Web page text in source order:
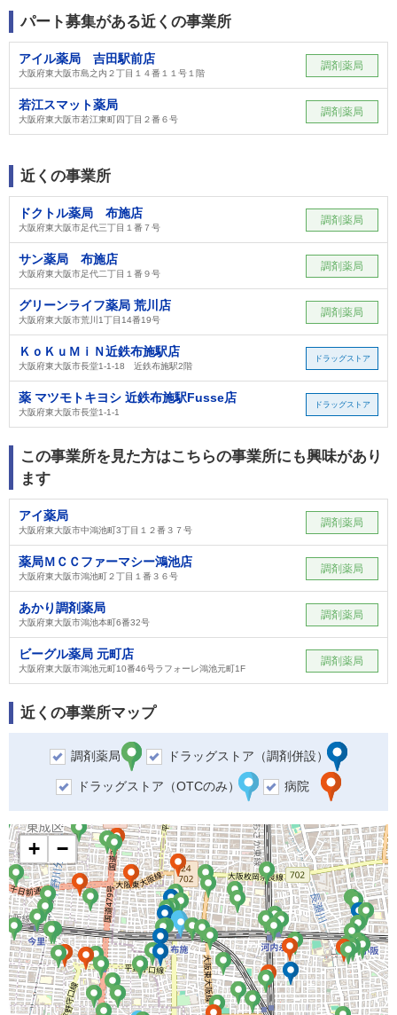
パート募集がある近くの事業所
アイル薬局 吉田駅前店
大阪府東大阪市島之内２丁目１４番１１号１階
調剤薬局
若江スマット薬局
大阪府東大阪市若江東町四丁目２番６号
調剤薬局
近くの事業所
ドクトル薬局 布施店
大阪府東大阪市足代三丁目１番７号
調剤薬局
サン薬局 布施店
大阪府東大阪市足代二丁目１番９号
調剤薬局
グリーンライフ薬局 荒川店
大阪府東大阪市荒川1丁目14番19号
調剤薬局
ＫｏＫｕＭｉＮ近鉄布施駅店
大阪府東大阪市長堂1-1-18 近鉄布施駅2階
ドラッグストア
薬 マツモトキヨシ 近鉄布施駅Fusse店
大阪府東大阪市長堂1‐1‐1
ドラッグストア
この事業所を見た方はこちらの事業所にも興味があり
ます
アイ薬局
大阪府東大阪市中鴻池町3丁目１２番３７号
調剤薬局
薬局ＭＣＣファーマシー鴻池店
大阪府東大阪市鴻池町２丁目１番３６号
調剤薬局
あかり調剤薬局
大阪府東大阪市鴻池本町6番32号
調剤薬局
ビーグル薬局 元町店
大阪府東大阪市鴻池元町10番46号ラフォーレ鴻池元町1F
調剤薬局
近くの事業所マップ
調剤薬局 ドラッグストア（調剤併設）
ドラッグストア（OTCのみ） 病院
+ −